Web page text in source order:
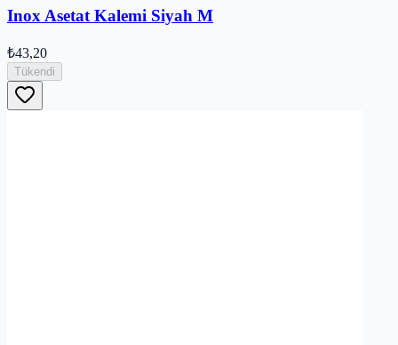
Inox Asetat Kalemi Siyah M
₺43,20
Tükendi